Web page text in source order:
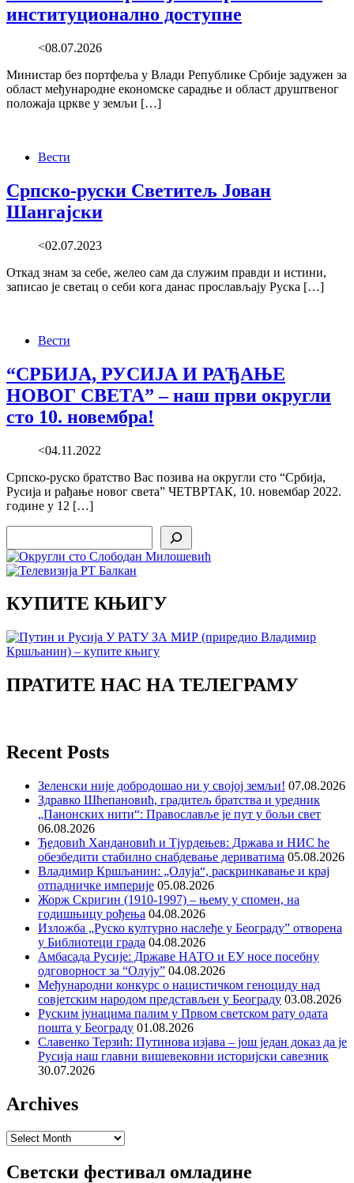
институционално доступне
<08.07.2026
Министар без портфеља у Влади Републике Србије задужен за
област међународне економске сарадње и област друштвеног
положаја цркве у земљи […]
Вести
Српско-руски Светитељ Јован
Шангајски
<02.07.2023
Откад знам за себе, желео сам да служим правди и истини,
записао је светац о себи кога данас прослављају Руска […]
Вести
“СРБИЈА, РУСИЈА И РАЂАЊЕ
НОВОГ СВЕТА” – наш први округли
сто 10. новембра!
<04.11.2022
Српско-руско братство Вас позива на округли сто “Србија,
Русија и рађање новог света” ЧЕТВРТАК, 10. новембар 2022.
године у 12 […]
КУПИТЕ КЊИГУ
ПРАТИТЕ НАС НА ТЕЛЕГРАМУ
Recent Posts
Зеленски није добродошао ни у својој земљи! 07.08.2026
Здравко Шћепановић, градитељ братства и уредник
„Панонских нити“: Православље је пут у бољи свет
06.08.2026
Ђедовић Хандановић и Тјурдењев: Држава и НИС ће
обезбедити стабилно снабдевање дериватима 05.08.2026
Владимир Кршљанин: „Олуја“, раскринкавање и крај
отпадничке империје 05.08.2026
Жорж Скригин (1910-1997) – њему у спомен, на
годишњицу рођења 04.08.2026
Изложба „Руско културно наслеђе у Београду” отворена
у Библиотеци града 04.08.2026
Амбасада Русије: Државе НАТО и ЕУ носе посебну
одговорност за “Олују” 04.08.2026
Међународни конкурс о нацистичком геноциду над
совјетским народом представљен у Београду 03.08.2026
Руским јунацима палим у Првом светском рату одата
пошта у Београду 01.08.2026
Славенко Терзић: Путинова изјава – још један доказ да је
Русија наш главни вишевековни историјски савезник
30.07.2026
Archives
Archives
Светски фестивал омладине